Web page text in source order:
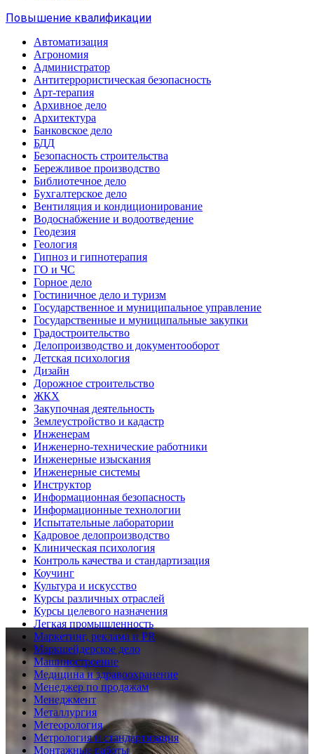
Повышение квалификации
Автоматизация
Агрономия
Администратор
Антитеррористическая безопасность
Арт-терапия
Архивное дело
Архитектура
Банковское дело
БДД
Безопасность строительства
Бережливое производство
Библиотечное дело
Бухгалтерское дело
Вентиляция и кондиционирование
Водоснабжение и водоотведение
Геодезия
Геология
Гипноз и гипнотерапия
ГО и ЧС
Горное дело
Гостиничное дело и туризм
Государственное и муниципальное управление
Государственные и муниципальные закупки
Градостроительство
Делопроизводство и документооборот
Детская психология
Дизайн
Дорожное строительство
ЖКХ
Закупочная деятельность
Землеустройство и кадастр
Инженерам
Инженерно-технические работники
Инженерные изыскания
Инженерные системы
Инструктор
Информационная безопасность
Информационные технологии
Испытательные лаборатории
Кадровое делопроизводство
Клиническая психология
Контроль качества и стандартизация
Коучинг
Культура и искусство
Курсы различных отраслей
Курсы целевого назначения
Легкая промышленность
Маркетинг, реклама и PR
Маркшейдерское дело
Машиностроение
Медицина и здравоохранение
Менеджер по продажам
Менеджмент
Металлургия
Метеорология
Метрология и стандартизация
Монтажные работы